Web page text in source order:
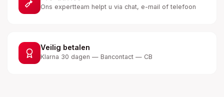
Ons expertteam helpt u via chat, e-mail of telefoon
Veilig betalen
Klarna 30 dagen — Bancontact — CB